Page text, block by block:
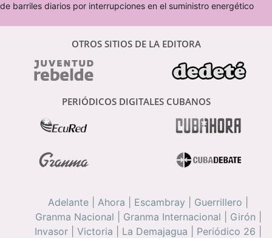
de barriles diarios por interrupciones en el suministro energético
OTROS SITIOS DE LA EDITORA
PERIÓDICOS DIGITALES CUBANOS
Adelante Ahora Escambray Guerrillero
Granma Nacional
Granma Internacional Girón
Invasor
Victoria La Demajagua Periódico 26